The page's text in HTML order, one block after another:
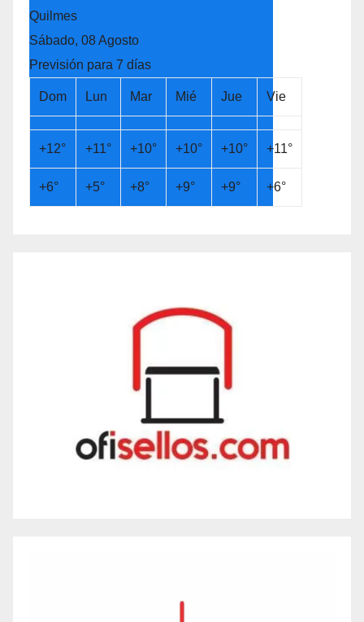
Quilmes
Sábado, 08 Agosto
Previsión para 7 días
Dom Lun Mar Mié Jue Vie
+12° +11° +10° +10° +10° +11°
+6° +5° +8° +9° +9° +6°